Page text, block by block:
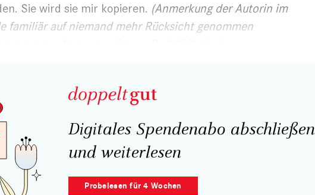
Sie wird sie mir kopieren. (Anmerkung der Autorin im
familiär auf niemand mehr Rücksicht genommen
Digitales Spendenabo abschließen
und weiterlesen
Probelesen für 4 Wochen